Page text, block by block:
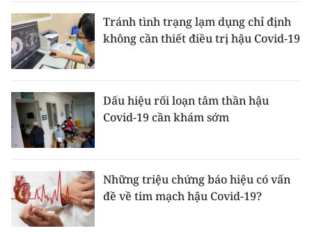
Tránh tình trạng lạm dụng chỉ định
không cần thiết điều trị hậu Covid-19
Dấu hiệu rối loạn tâm thần hậu
Covid-19 cần khám sớm
Những triệu chứng báo hiệu có vấn
đề về tim mạch hậu Covid-19?